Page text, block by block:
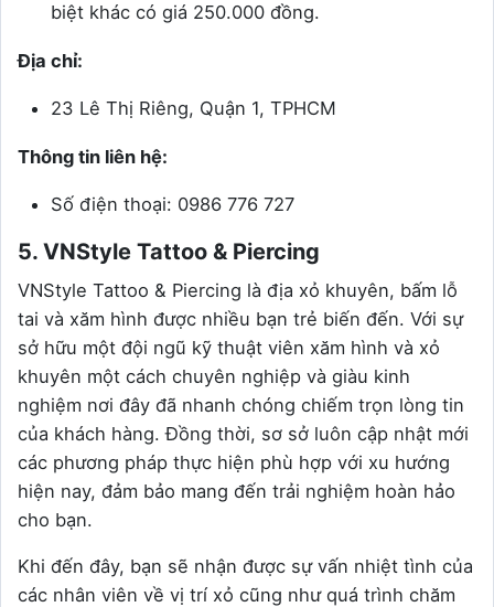
biệt khác có giá 250.000 đồng.
Địa chỉ:
23 Lê Thị Riêng, Quận 1, TPHCM
Thông tin liên hệ:
Số điện thoại: 0986 776 727
5. VNStyle Tattoo & Piercing
VNStyle Tattoo & Piercing là địa xỏ khuyên, bấm lỗ
tai và xăm hình được nhiều bạn trẻ biến đến. Với sự
sở hữu một đội ngũ kỹ thuật viên xăm hình và xỏ
khuyên một cách chuyên nghiệp và giàu kinh
nghiệm nơi đây đã nhanh chóng chiếm trọn lòng tin
của khách hàng. Đồng thời, sơ sở luôn cập nhật mới
các phương pháp thực hiện phù hợp với xu hướng
hiện nay, đảm bảo mang đến trải nghiệm hoàn hảo
cho bạn.
Khi đến đây, bạn sẽ nhận được sự vấn nhiệt tình của
các nhân viên về vị trí xỏ cũng như quá trình chăm